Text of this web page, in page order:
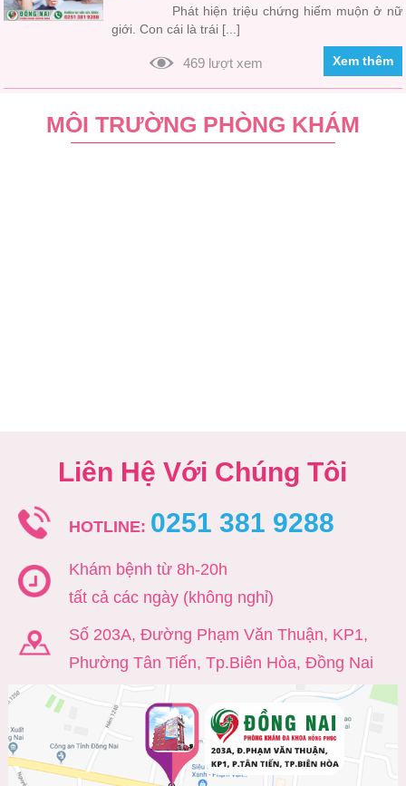
Phát hiện triệu chứng hiếm muộn ở nữ
giới. Con cái là trái [...]
469 lượt xem Xem thêm
MÔI TRƯỜNG PHÒNG KHÁM
Liên Hệ Với Chúng Tôi
HOTLINE: 0251 381 9288
Khám bệnh từ 8h-20h
tất cả các ngày (không nghỉ)
Số 203A, Đường Phạm Văn Thuận, KP1,
Phường Tân Tiến, Tp.Biên Hòa, Đồng Nai